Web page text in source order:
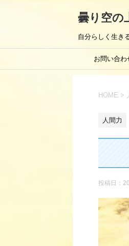
曇り空の
自分らしく生き
お問い合わ
HOME >
人間力
投稿日：